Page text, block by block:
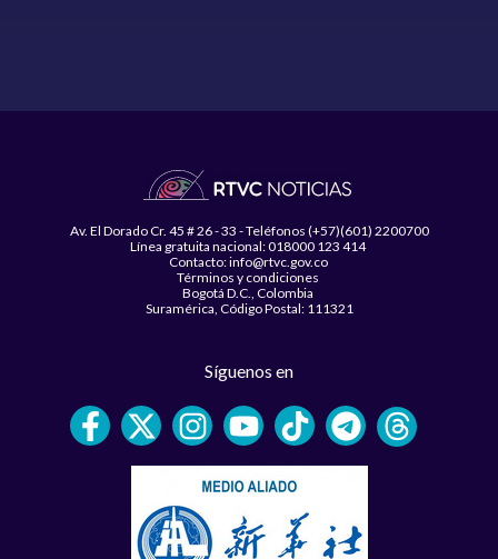
Av. El Dorado Cr. 45 # 26 - 33 - Teléfonos (+57)(601) 2200700
Línea gratuita nacional: 018000 123 414
Contacto: info@rtvc.gov.co
Términos y condiciones
Bogotá D.C., Colombia
Suramérica, Código Postal: 111321
Síguenos en